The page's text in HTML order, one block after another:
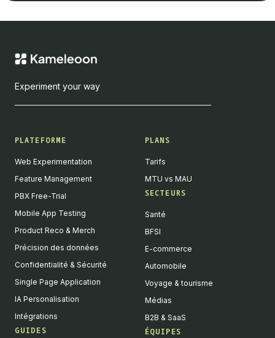
Experiment your way
PLATEFORME
Web Experimentation
Feature Management
PBX Free-Trial
Mobile App Testing
Product Reco & Merch
Précision des données
Confidentialité & Sécurité
Single Page Application
IA Personalisation
Intégrations
GUIDES
PLANS
Tarifs
MTU vs MAU
SECTEURS
Santé
BFSI
E-commerce
Automobile
Voyage & tourisme
Médias
B2B & SaaS
ÉQUIPES